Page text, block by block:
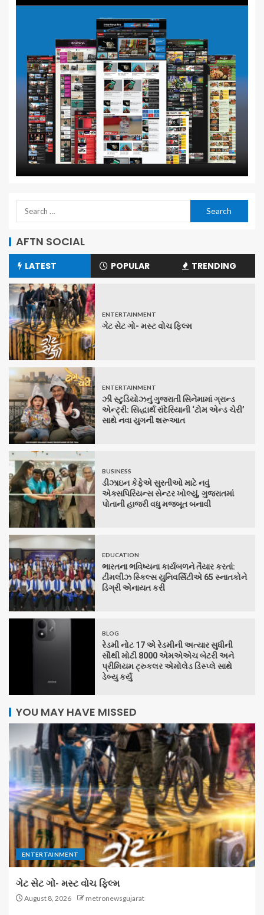
AFTN SOCIAL
LATEST POPULAR TRENDING
ENTERTAINMENT
ગેટ સેટ ગો- મસ્ટ વોચ ફિલ્મ
ENTERTAINMENT
ઝી સ્ટુડિયોઝનું ગુજરાતી સિનેમામાં ગ્રાન્ડ
એન્ટ્રી: સિદ્ધાર્થ રાંદેરિયાની ‘ટોમ એન્ડ ચેરી’
સાથે નવા યુગની શરૂઆત
BUSINESS
ડીઝાઇન કેફેએ સુરતીઓ માટે નવું
એક્સપિરિયન્સ સેન્ટર ખોલ્યું, ગુજરાતમાં
પોતાની હાજરી વધુ મજબૂત બનાવી
EDUCATION
ભારતના ભવિષ્યના કાર્યબળને તૈયાર કરતાં:
ટીમલીઝ સ્કિલ્સ યુનિવર્સિટીએ 65 સ્નાતકોને
ડિગ્રી એનાયત કરી
BLOG
રેડમી નોટ 17 એ રેડમીની અત્યાર સુધીની
સૌથી મોટી 8000 એમએએચ બેટરી અને
પ્રીમિયમ ટ્રુકલર એમોલેડ ડિસ્પ્લે સાથે
ડેબ્યુ કર્યું
YOU MAY HAVE MISSED
ENTERTAINMENT
ગેટ સેટ ગો- મસ્ટ વોચ ફિલ્મ
August 8, 2026 metronewsgujarat